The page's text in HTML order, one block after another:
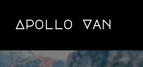
Apollo Van